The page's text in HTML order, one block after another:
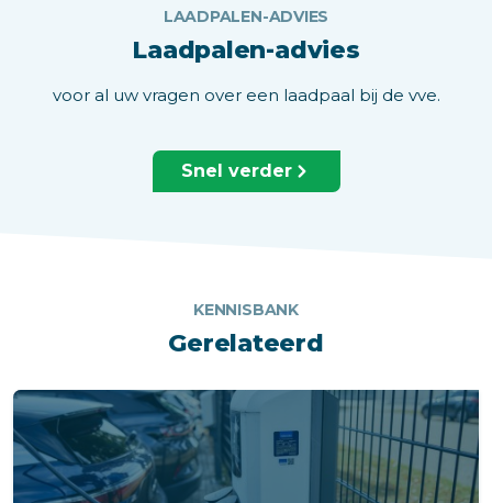
LAADPALEN-ADVIES
Laadpalen-advies
voor al uw vragen over een laadpaal bij de vve.
Snel verder
KENNISBANK
Gerelateerd